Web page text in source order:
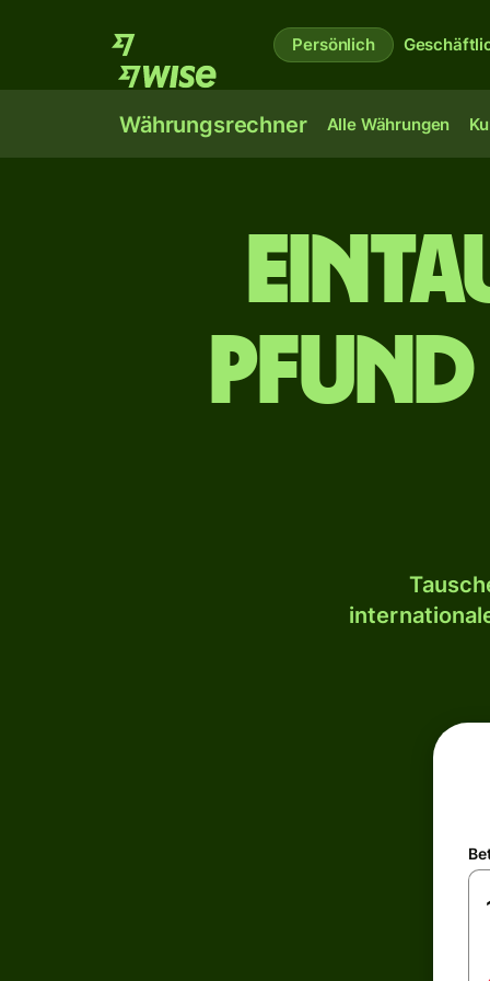
Persönlich
Währungsrechner Alle Währungen